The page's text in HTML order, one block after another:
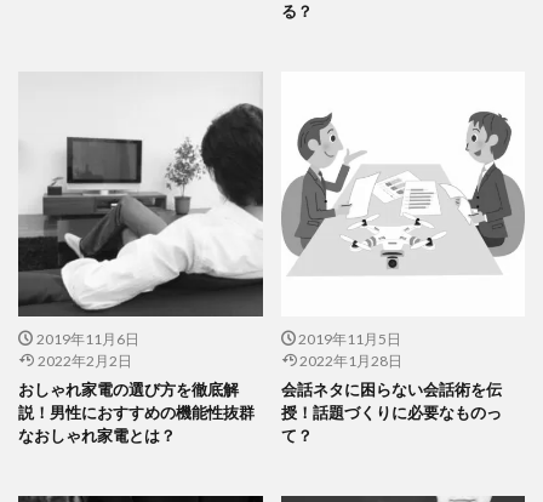
る？
2019年11月6日
2022年2月2日
おしゃれ家電の選び方を徹底解
説！男性におすすめの機能性抜群
なおしゃれ家電とは？
2019年11月5日
2022年1月28日
会話ネタに困らない会話術を伝
授！話題づくりに必要なものっ
て？